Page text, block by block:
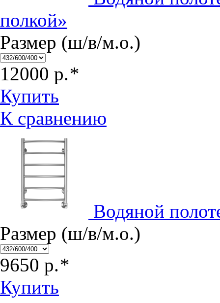
полкой»
Размер (ш/в/м.о.)
12000 р.*
Купить
К сравнению
Водяной
Размер (ш/в/м.о.)
9650 р.*
Купить